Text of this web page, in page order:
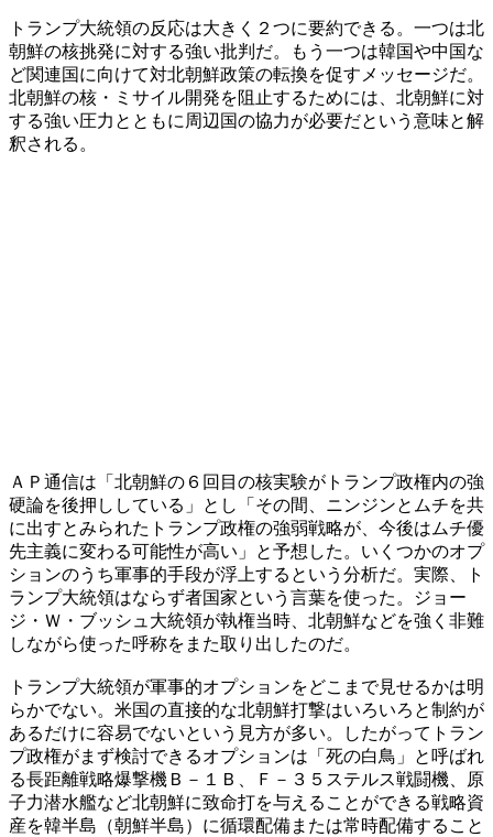
トランプ大統領の反応は大きく２つに要約できる。一つは北
朝鮮の核挑発に対する強い批判だ。もう一つは韓国や中国な
ど関連国に向けて対北朝鮮政策の転換を促すメッセージだ。
北朝鮮の核・ミサイル開発を阻止するためには、北朝鮮に対
する強い圧力とともに周辺国の協力が必要だという意味と解
釈される。
ＡＰ通信は「北朝鮮の６回目の核実験がトランプ政権内の強
硬論を後押ししている」とし「その間、ニンジンとムチを共
に出すとみられたトランプ政権の強弱戦略が、今後はムチ優
先主義に変わる可能性が高い」と予想した。いくつかのオプ
ションのうち軍事的手段が浮上するという分析だ。実際、ト
ランプ大統領はならず者国家という言葉を使った。ジョー
ジ・Ｗ・ブッシュ大統領が執権当時、北朝鮮などを強く非難
しながら使った呼称をまた取り出したのだ。
トランプ大統領が軍事的オプションをどこまで見せるかは明
らかでない。米国の直接的な北朝鮮打撃はいろいろと制約が
あるだけに容易でないという見方が多い。したがってトラン
プ政権がまず検討できるオプションは「死の白鳥」と呼ばれ
る長距離戦略爆撃機Ｂ－１Ｂ、Ｆ－３５ステルス戦闘機、原
子力潜水艦など北朝鮮に致命打を与えることができる戦略資
産を韓半島（朝鮮半島）に循環配備または常時配備すること